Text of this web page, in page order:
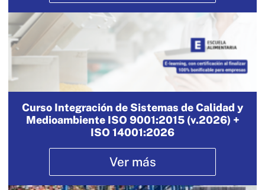
Curso Integración de Sistemas de Calidad y
Medioambiente ISO 9001:2015 (v.2026) +
ISO 14001:2026
Ver más